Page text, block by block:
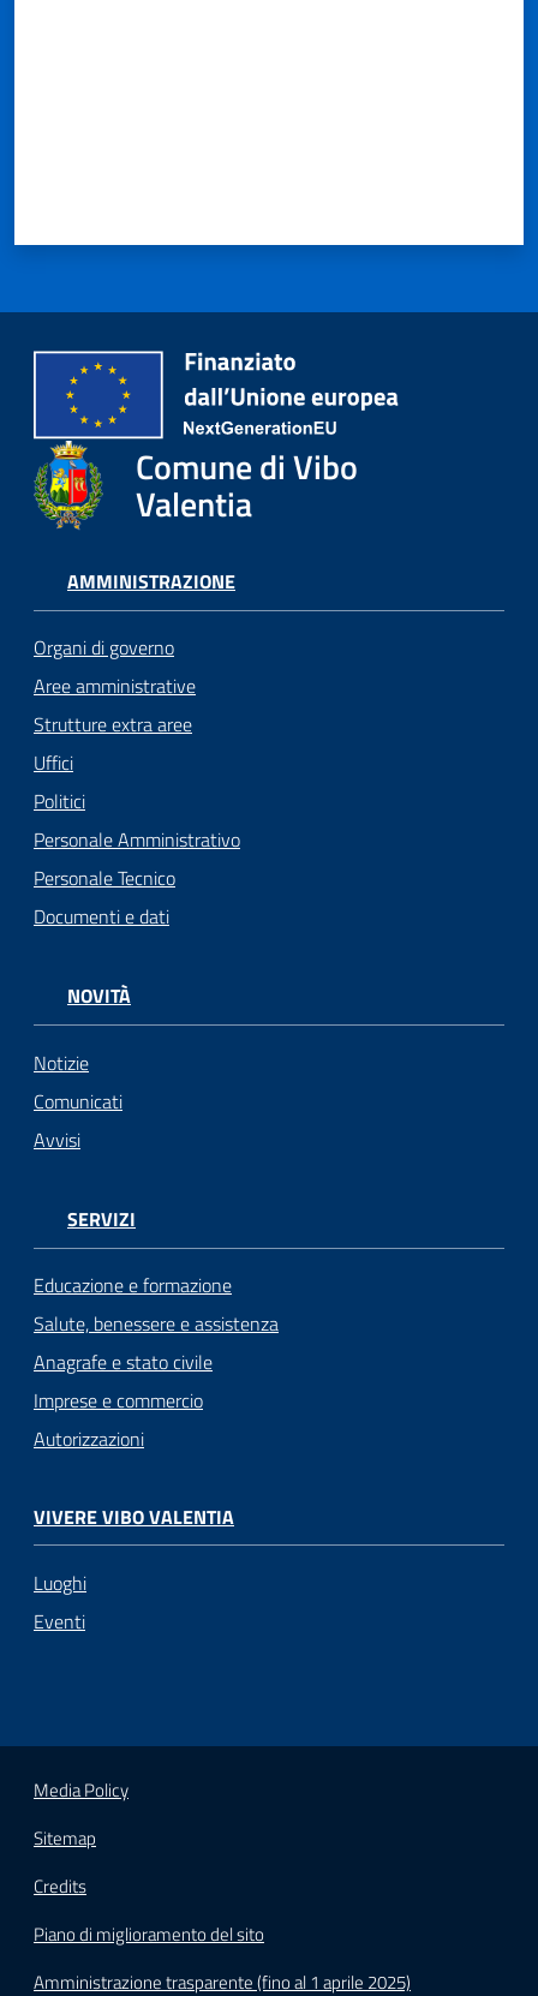
Comune di Vibo
Valentia
AMMINISTRAZIONE
Organi di governo
Aree amministrative
Strutture extra aree
Uffici
Politici
Personale Amministrativo
Personale Tecnico
Documenti e dati
NOVITÀ
Notizie
Comunicati
Avvisi
SERVIZI
Educazione e formazione
Salute, benessere e assistenza
Anagrafe e stato civile
Imprese e commercio
Autorizzazioni
VIVERE VIBO VALENTIA
Luoghi
Eventi
Media Policy
Sitemap
Credits
Piano di miglioramento del sito
Amministrazione trasparente (fino al 1 aprile 2025)